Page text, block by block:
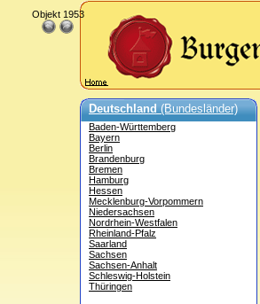
Deutschland(Bundesländer)
Baden-Württemberg
Bayern
Berlin
Brandenburg
Bremen
Hamburg
Hessen
Mecklenburg-Vorpommern
Niedersachsen
Nordrhein-Westfalen
Rheinland-Pfalz
Saarland
Sachsen
Sachsen-Anhalt
Schleswig-Holstein
Thüringen
Objekt 1953